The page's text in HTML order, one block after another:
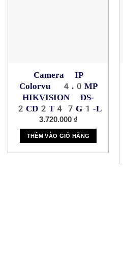
Camera IP
Colorvu 4.0MP
HIKVISION DS-
2CD2T47G1-L
3.720.000 ₫
THÊM VÀO GIỎ HÀNG